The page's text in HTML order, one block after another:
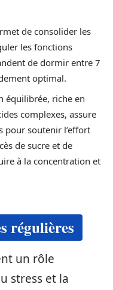
de consolider les
les fonctions
de dormir entre 7
optimal.
équilibrée, riche en
complexes, assure
pour soutenir l’effort
de sucre et de
à la concentration et
régulières
un rôle
stress et la